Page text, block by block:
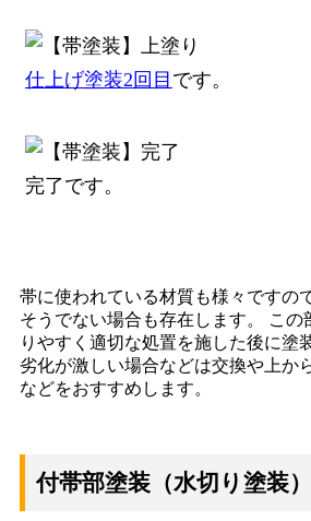
仕上げ塗装2回目 です。
完了です。
帯に使われている材質も様々ですの
そうでない場合も存在します。 この
りやすく適切な処置を施した後に塗
劣化が激しい場合などは交換や上か
などをおすすめします。
付帯部塗装（水切り塗装）